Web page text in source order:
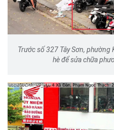
Trước số 327 Tây Sơn, phường
hè để sửa chữa